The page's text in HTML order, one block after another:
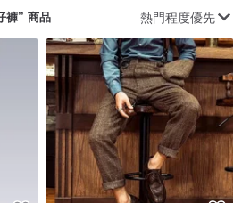
褲” 商品 熱門程度優先